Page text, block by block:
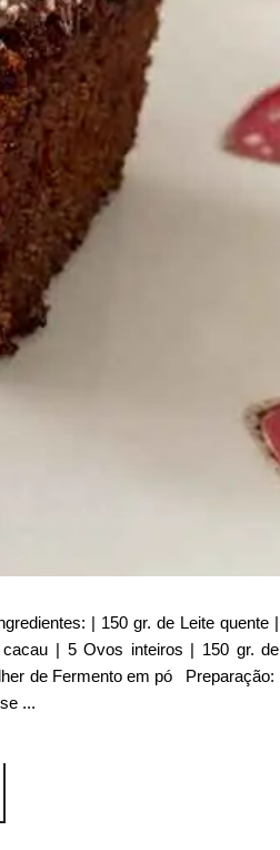
| 150 gr. de Leite quente |
| 5 Ovos inteiros | 150 gr. de
de Fermento em pó Preparação:
...